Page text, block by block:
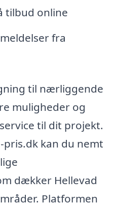
tilbud online
fra
til nærliggende
muligheder og
til dit projekt.
pris.dk kan du nemt
dækker Hellevad
Platformen